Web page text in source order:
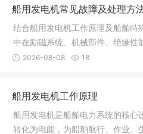
船用发电机常见故障及处理方
结合船用发电机工作原理及船舶特
中在励磁系统、机械部件、绝缘性
障现象、原因及处理方法如下：-
2026-08-08 18
船用发电机工作原理
船用发电机是船舶电力系统的核心
转化为电能，为船舶航行、作业、